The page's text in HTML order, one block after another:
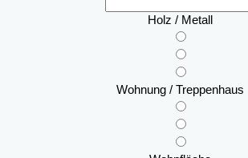
Holz / Metall
Wohnung / Treppenhaus